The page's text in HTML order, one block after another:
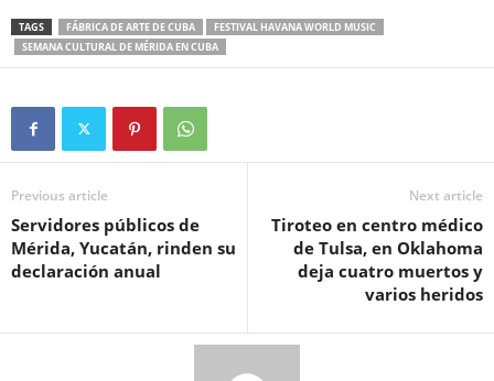
TAGS FÁBRICA DE ARTE DE CUBA
FESTIVAL HAVANA WORLD MUSIC
SEMANA CULTURAL DE MÉRIDA EN CUBA
Previous article
Servidores públicos de
Mérida, Yucatán, rinden su
declaración anual
Next article
Tiroteo en centro médico
de Tulsa, en Oklahoma
deja cuatro muertos y
varios heridos